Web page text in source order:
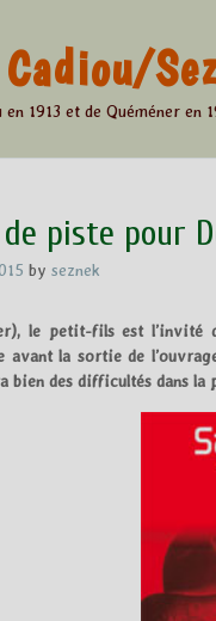
1913 et de Quéméner en
piste pour
by seznek
le petit-fils est l’invité
avant la sortie de
bien des difficultés dans